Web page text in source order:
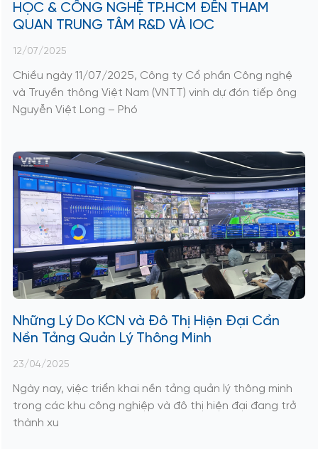
HỌC & CÔNG NGHỆ TP.HCM ĐẾN THAM
QUAN TRUNG TÂM R&D VÀ IOC
12/07/2025
Chiều ngày 11/07/2025, Công ty Cổ phần Công nghệ
và Truyền thông Việt Nam (VNTT) vinh dự đón tiếp ông
Nguyễn Việt Long – Phó
Những Lý Do KCN và Đô Thị Hiện Đại Cần
Nền Tảng Quản Lý Thông Minh
23/04/2025
Ngày nay, việc triển khai nền tảng quản lý thông minh
trong các khu công nghiệp và đô thị hiện đại đang trở
thành xu